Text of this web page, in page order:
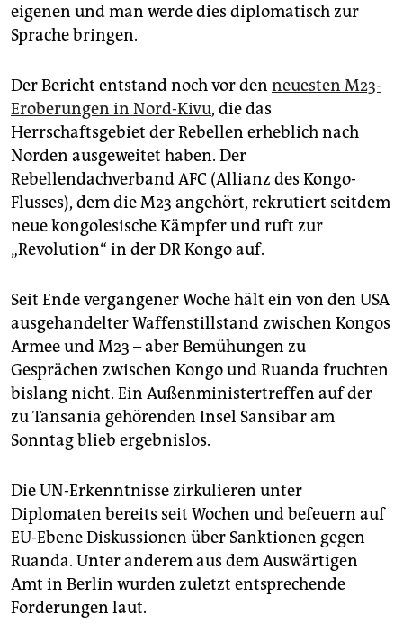
eigenen und man werde dies diplomatisch zur
Sprache bringen.
Der Bericht entstand noch vor den neuesten M23-
Eroberungen in Nord-Kivu, die das
Herrschaftsgebiet der Rebellen erheblich nach
Norden ausgeweitet haben. Der
Rebellendachverband AFC (Allianz des Kongo-
Flusses), dem die M23 angehört, rekrutiert seitdem
neue kongolesische Kämpfer und ruft zur
„Revolution“ in der DR Kongo auf.
Seit Ende vergangener Woche hält ein von den USA
ausgehandelter Waffenstillstand zwischen Kongos
Armee und M23 – aber Bemühungen zu
Gesprächen zwischen Kongo und Ruanda fruchten
bislang nicht. Ein Außenministertreffen auf der
zu Tansania gehörenden Insel Sansibar am
Sonntag blieb ergebnislos.
Die UN-Erkenntnisse zirkulieren unter
Diplomaten bereits seit Wochen und befeuern auf
EU-Ebene Diskussionen über Sanktionen gegen
Ruanda. Unter anderem aus dem Auswärtigen
Amt in Berlin wurden zuletzt entsprechende
Forderungen laut.